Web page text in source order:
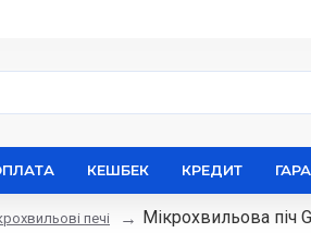
КЕШБЕК КРЕДИТ
печі Мікрохвильова піч